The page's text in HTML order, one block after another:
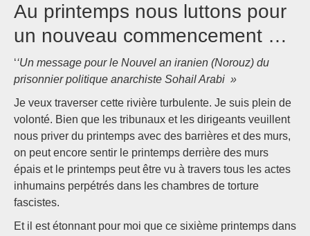
Au printemps nous luttons pour
un nouveau commencement …
‘‘Un message pour le Nouvel an iranien (Norouz) du
prisonnier politique anarchiste Sohail Arabi »
Je veux traverser cette rivière turbulente. Je suis plein de
volonté. Bien que les tribunaux et les dirigeants veuillent
nous priver du printemps avec des barrières et des murs,
on peut encore sentir le printemps derrière des murs
épais et le printemps peut être vu à travers tous les actes
inhumains perpétrés dans les chambres de torture
fascistes.
Et il est étonnant pour moi que ce sixième printemps dans